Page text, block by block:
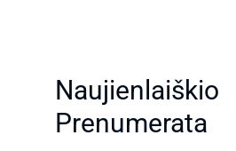
Naujienlaiškio
Prenumerata